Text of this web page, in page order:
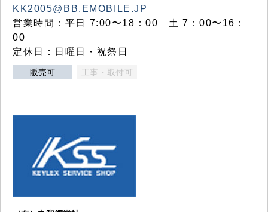
KK2005@BB.EMOBILE.JP
営業時間：平日 7:00〜18：00 土 7：00〜16：
00
定休日：日曜日・祝祭日
販売可 工事・取付可